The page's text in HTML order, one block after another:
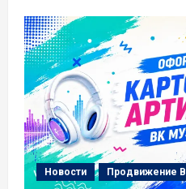
Новости Продвижение